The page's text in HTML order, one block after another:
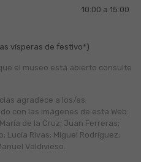
10:00 a 15:00
vísperas de festivo*)
el museo está abierto consulte
agradece a los/as
con las imágenes de esta Web:
de la Cruz; Juan Ferreras;
Lucía Rivas; Miguel Rodríguez;
Valdivieso.